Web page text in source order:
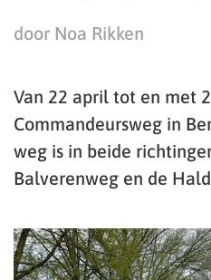
door Noa Rikken
Van 22 april tot en met
Commandeursweg in
weg is in beide
Balverenweg en de